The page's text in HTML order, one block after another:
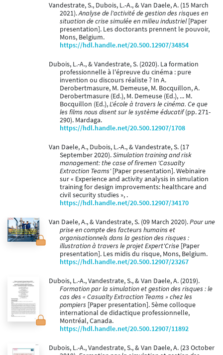
Vandestrate, S., Dubois, L.-A., & Van Daele, A. (15 March
2021).Analyse de l'activité de gestion des risques en
situation de crise simulée en milieu industriel[Paper
presentation]. Les doctorants prennent le pouvoir,
Mons, Belgium.
https://hdl.handle.net/20.500.12907/34854
Dubois, L.-A., & Vandestrate, S. (2020). La formation
professionnelle à l'épreuve du cinéma : pure
invention ou discours réaliste ? In A.
Derobertmasure, M. Demeuse, M. Bocquillon, A.
Derobertmasure (Ed.), M. Demeuse (Ed.), ... M.
Bocquillon (Ed.),L'école à travers le cinéma. Ce que
les films nous disent sur le système éducatif(pp. 271-
290). Mardaga.
https://hdl.handle.net/20.500.12907/1708
Van Daele, A., Dubois, L.-A., & Vandestrate, S. (17
September 2020).Simulation training and risk
management: the case of firemen 'Casualty
Extraction Teams'[Paper presentation]. Webinaire
sur « Experience and activity analysis in simulation
training for design improvements: healthcare and
civil security studies », .
https://hdl.handle.net/20.500.12907/34170
Van Daele, A., & Vandestrate, S. (09 March 2020).Pour une
prise en compte des facteurs humains et
organisationnels dans la gestion des risques :
illustration à travers le projet Expert'Crise [Paper
presentation]. Les midis du risque, Mons, Belgium.
https://hdl.handle.net/20.500.12907/23267
Dubois, L.-A., Vandestrate, S., & Van Daele, A. (2019).
Formation par la simulation et gestion des risques : le
cas des « Casualty Extraction Teams » chez les
pompiers [Paper presentation]. 5ème colloque
international de didactique professionnelle,
Montréal, Canada.
https://hdl.handle.net/20.500.12907/11892
Dubois, L.-A., Vandestrate, S., & Van Daele, A. (23 October